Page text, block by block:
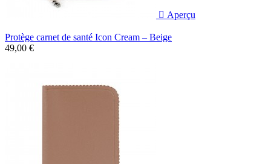
 Aperçu
Protège carnet de santé Icon Cream – Beige
49,00 €